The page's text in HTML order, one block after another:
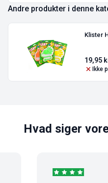
Andre produkter i denne
Klister
19,95
Ikke
Hvad siger